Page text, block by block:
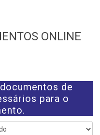
ONLINE
de
para o